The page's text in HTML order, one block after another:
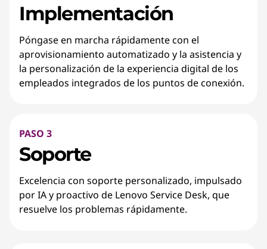
Implementación
Póngase en marcha rápidamente con el
aprovisionamiento automatizado y la asistencia y
la personalización de la experiencia digital de los
empleados integrados de los puntos de conexión.
PASO 3
Soporte
Excelencia con soporte personalizado, impulsado
por IA y proactivo de Lenovo Service Desk, que
resuelve los problemas rápidamente.